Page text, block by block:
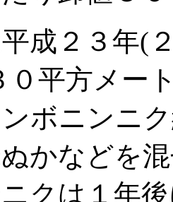
成２３年(
０平方メー
ボニンニ
かなどを
クは１年